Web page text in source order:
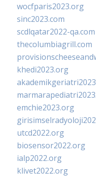
wocfparis2023.org
sinc2023.com
scdlqatar2022-qa.com
thecolumbiagrill.com
khedi2023.org
emchie2023.org
utcd2022.org
biosensor2022.org
ialp2022.org
klivet2022.org